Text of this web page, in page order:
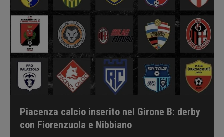
Piacenza calcio inserito nel Girone B: derby
con Fiorenzuola e Nibbiano